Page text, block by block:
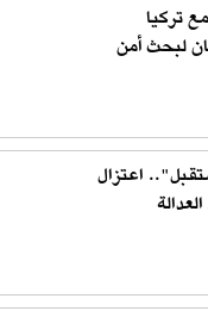
تركيا
لبحث أمن
اعتزال